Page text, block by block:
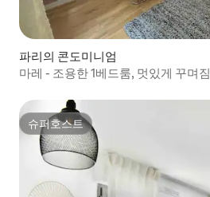
파리의 콘도미니엄
마레 - 조용한 1베드룸, 멋있게 꾸며짐
슈퍼호스트
슈퍼호스트